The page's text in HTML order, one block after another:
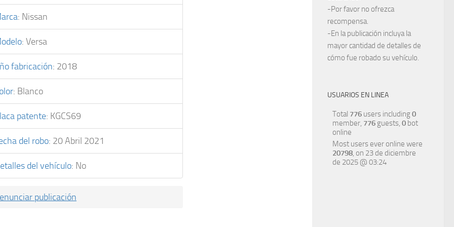
: Nissan
: Versa
fabricación: 2018
: Blanco
patente: KGCS69
del robo: 20 Abril 2021
del vehículo: No
publicación
-Por favor no ofrezca
recompensa.
-En la publicación incluya la
mayor cantidad de detalles de
cómo fue robado su vehículo.
USUARIOS EN LINEA
Total 776 users including0
member, 776 guests, 0 bot
online
Most users ever online were
20798, on 23 de diciembre
de 2025 @ 03:24